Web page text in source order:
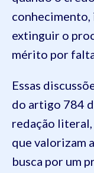
conhecimento,
extinguir o
mérito por
Essas
do artigo 784
redação
que valorizam
busca por um